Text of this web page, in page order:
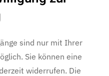
sind nur mit Ihrer
Sie können eine
widerrufen. Die